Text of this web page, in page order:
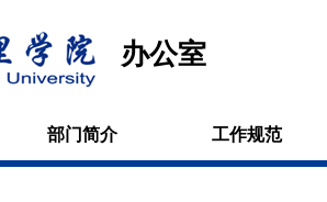
办公室
部门简介 工作规范